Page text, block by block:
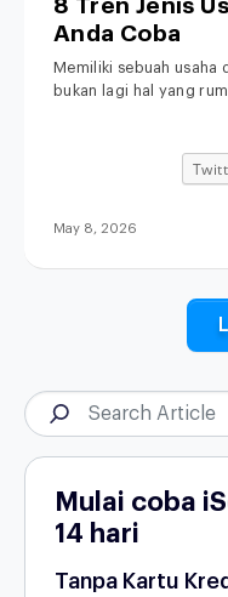
8 Tren Jenis
Anda Coba
Memiliki sebuah usaha
bukan lagi hal yang
informasi membuat
memulai bisnis,
Menariknya, di tahun
May 8, 2026
Mulai coba
14 hari
Tanpa Kartu